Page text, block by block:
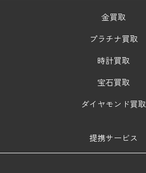
金買取
プラチナ買取
時計買取
宝石買取
ダイヤモンド買取
提携サービス